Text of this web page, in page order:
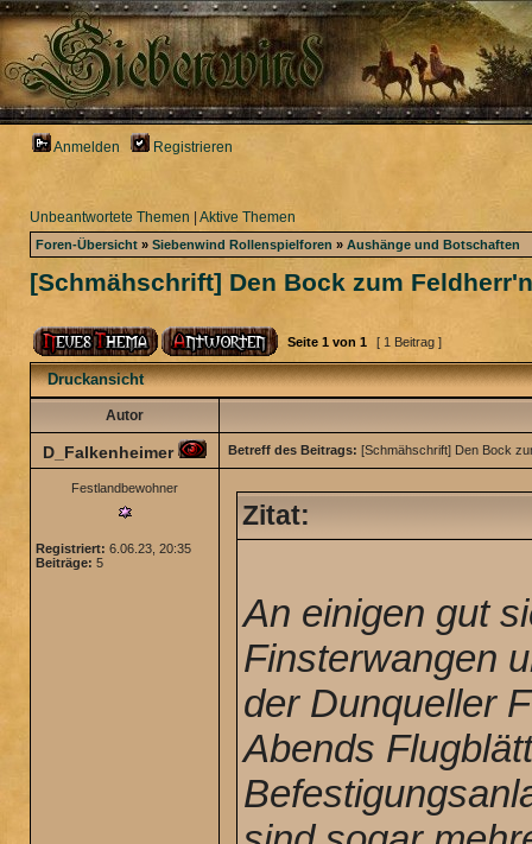
Anmelden Registrieren
Unbeantwortete Themen Aktive Themen
Foren-Übersicht » Siebenwind Rollenspielforen » Aushänge und Botschaften
[Schmähschrift] Den Bock zum
Seite 1 von 1 [ 1 Beitrag ]
Druckansicht
Autor
D_Falkenheimer Betreff des Beitrags: [Schmähschrift] Den Bock
Festlandbewohner
Registriert: 6.06.23, 20:35
Beiträge: 5
Zitat:
An einigen gut
Finsterwangen
der Dunqueller
Abends